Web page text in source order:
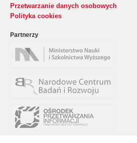
Przetwarzanie danych osobowych
Polityka cookies
Partnerzy